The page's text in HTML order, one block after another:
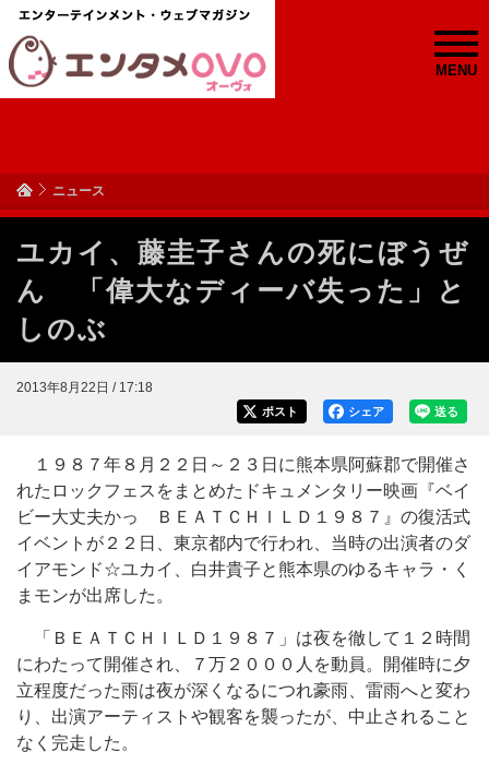
MENU
ニュース
ユカイ、藤圭子さんの死にぼうぜ
ん 「偉大なディーバ失った」と
しのぶ
2013年8月22日 / 17:18
送る
シェア
ポスト
１９８７年８月２２日～２３日に熊本県阿蘇郡で開催さ
れたロックフェスをまとめたドキュメンタリー映画『ベイ
ビー大丈夫かっ ＢＥＡＴＣＨＩＬＤ１９８７』の復活式
イベントが２２日、東京都内で行われ、当時の出演者のダ
イアモンド☆ユカイ、白井貴子と熊本県のゆるキャラ・く
まモンが出席した。
「ＢＥＡＴＣＨＩＬＤ１９８７」は夜を徹して１２時間
にわたって開催され、７万２０００人を動員。開催時に夕
立程度だった雨は夜が深くなるにつれ豪雨、雷雨へと変わ
り、出演アーティストや観客を襲ったが、中止されること
なく完走した。